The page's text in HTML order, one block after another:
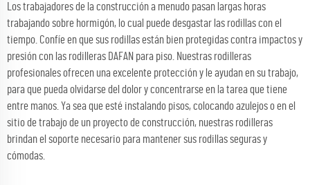
Los trabajadores de la construcción a menudo pasan largas horas
trabajando sobre hormigón, lo cual puede desgastar las rodillas con el
tiempo. Confíe en que sus rodillas están bien protegidas contra impactos y
presión con las rodilleras DAFAN para piso. Nuestras rodilleras
profesionales ofrecen una excelente protección y le ayudan en su trabajo,
para que pueda olvidarse del dolor y concentrarse en la tarea que tiene
entre manos. Ya sea que esté instalando pisos, colocando azulejos o en el
sitio de trabajo de un proyecto de construcción, nuestras rodilleras
brindan el soporte necesario para mantener sus rodillas seguras y
cómodas.